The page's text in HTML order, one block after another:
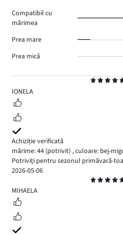
5
IONELA
Achiziție verificată
mărime: 44 (potrivit) ,culoare: bej-
Potriviți pentru sezonul primăvară-
2026-05-06
5
MIHAELA
Compatibil cu
mărimea
Prea mare
Prea mică